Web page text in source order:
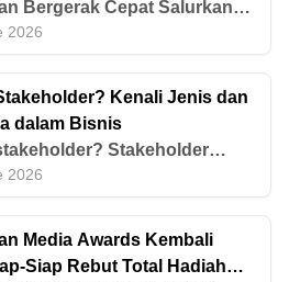
Bergerak Cepat Salurkan
untuk Bencana di
2026
Kenali Jenis dan
dalam Bisnis
Stakeholder
yang memiliki
dan dapat terdampak oleh
bisnis. Simak jenis dan
di sini!
2026
Media Awards Kembali
Siap Rebut Total Hadiah